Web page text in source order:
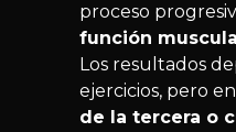
proceso
función
Los resultados
ejercicios, pero
de la tercera o